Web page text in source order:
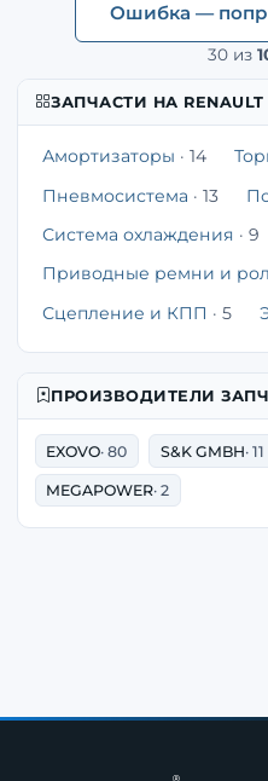
Ошибка —
30 из
ЗАПЧАСТИ НА
Амортизаторы · 14
Пневмосистема · 13
Система охлаждения · 9
Приводные ремни и
Сцепление и КПП · 5
ПРОИЗВОДИТЕЛИ
EXOVO· 80 S&K GMBH· 11
MEGAPOWER· 2